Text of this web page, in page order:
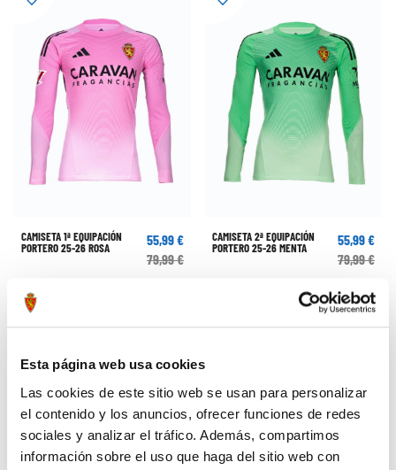
Esta página web usa cookies
Las cookies de este sitio web se usan para personalizar
el contenido y los anuncios, ofrecer funciones de redes
sociales y analizar el tráfico. Además, compartimos
información sobre el uso que haga del sitio web con
CAMISETA 1ª EQUIPACIÓN
PORTERO 25-26 ROSA
55,99 €
79,99 €
CAMISETA 2ª EQUIPACIÓN
PORTERO 25-26 MENTA
55,99 €
79,99 €